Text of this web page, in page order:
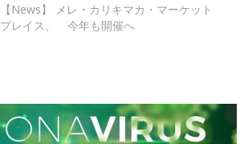
【News】 メレ・カリキマカ・マーケット
プレイス、 今年も開催へ